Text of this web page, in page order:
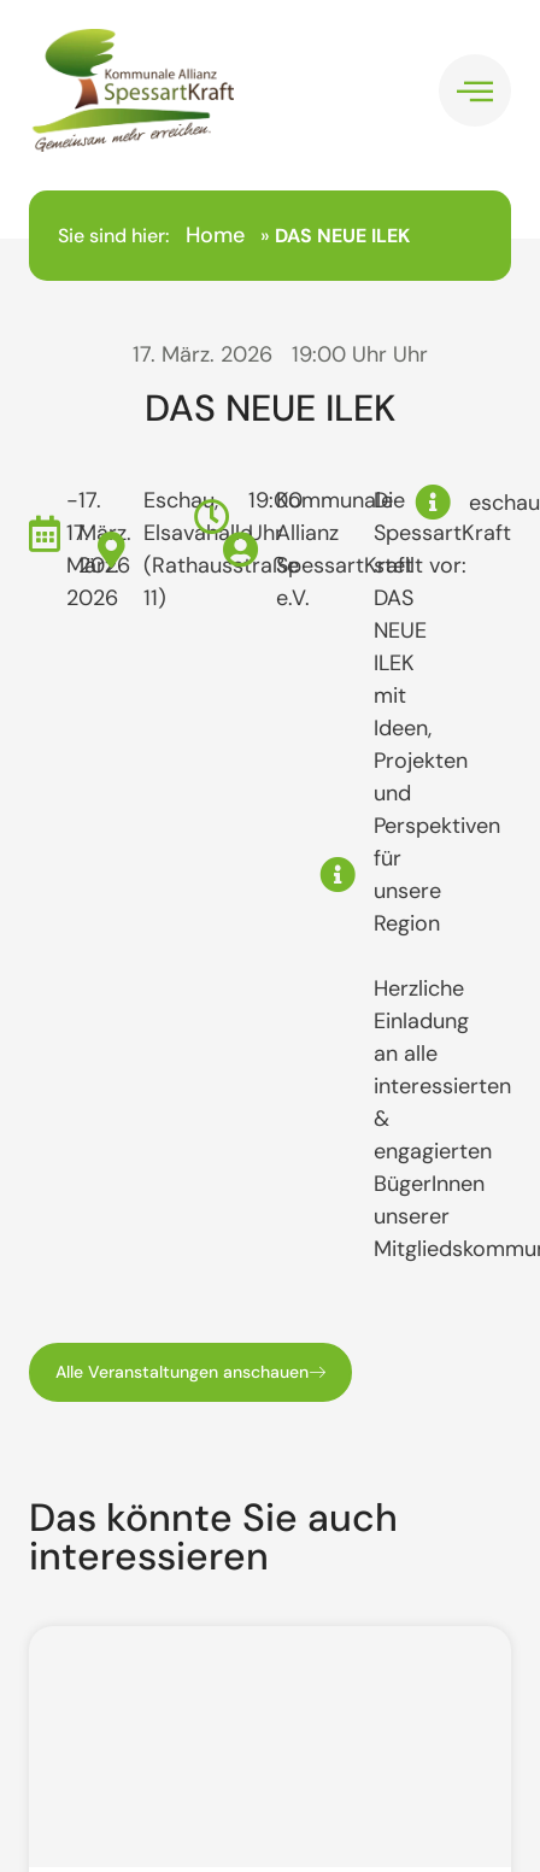
Sie sind hier: Home » DAS NEUE ILEK
17. März. 2026 19:00 Uhr Uhr
DAS NEUE ILEK
17.
März.
2026
-
17.
März.
2026
Eschau,
Elsavahalle
(Rathausstraße
11)
19:00
Uhr
Kommunale
Allianz
SpessartKraft
e.V.
Die
SpessartKraft
stellt vor:
DAS
NEUE
ILEK
mit
Ideen,
Projekten
und
Perspektiven
für
unsere
Region
Herzliche
Einladung
an alle
interessierten
&
engagierten
BügerInnen
unserer
eschau
Alle Veranstaltungen anschauen
Das könnte Sie auch
interessieren